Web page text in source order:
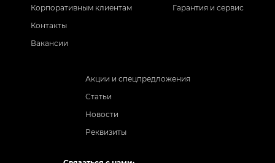
Корпоративным клиентам
Контакты
Вакансии
Гарантия и сервис
Акции и спецпредложения
Статьи
Новости
Реквизиты